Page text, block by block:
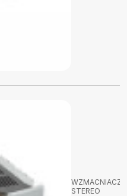
WZMACNIACZE
STEREO